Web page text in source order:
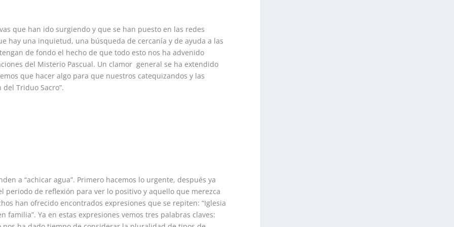
que han ido surgiendo y que se han puesto en las redes
hay una inquietud, una búsqueda de cercanía y de ayuda a las
de fondo el hecho de que todo esto nos ha advenido
del Misterio Pascual. Un clamor general se ha extendido
que hacer algo para que nuestros catequizandos y las
Triduo Sacro”.
a “achicar agua”. Primero hacemos lo urgente, después ya
periodo de reflexión para ver lo positivo y aquello que merezca
han ofrecido encontrados expresiones que se repiten: “Iglesia
familia”. Ya en estas expresiones vemos tres palabras claves: